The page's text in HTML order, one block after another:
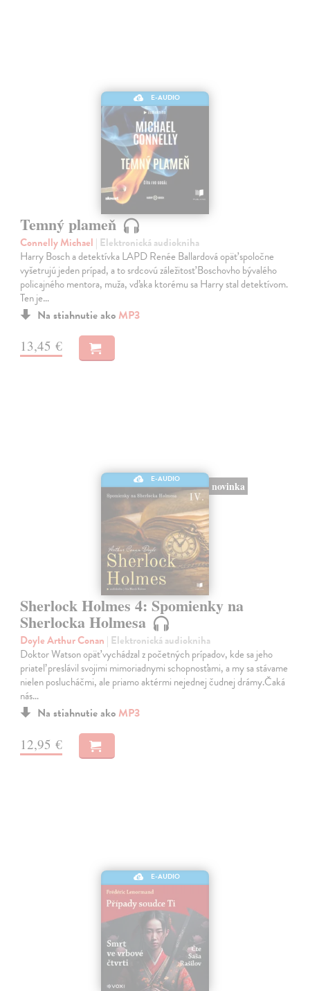
E-AUDIO
Temný plameň
Connelly Michael | Elektronická audiokniha
Harry Bosch a detektívka LAPD Renée Ballardová opäť spoločne
vyšetrujú jeden prípad, a to srdcovú záležitosť Boschovho bývalého
policajného mentora, muža, vďaka ktorému sa Harry stal detektívom.
Ten je…
Na stiahnutie ako MP3
13,45 €
E-AUDIO
novinka
Sherlock Holmes 4: Spomienky na
Sherlocka Holmesa
Doyle Arthur Conan | Elektronická audiokniha
Doktor Watson opäť vychádzal z početných prípadov, kde sa jeho
priateľ preslávil svojimi mimoriadnymi schopnosťami, a my sa stávame
nielen poslucháčmi, ale priamo aktérmi nejednej čudnej drámy.Čaká
nás…
Na stiahnutie ako MP3
12,95 €
E-AUDIO